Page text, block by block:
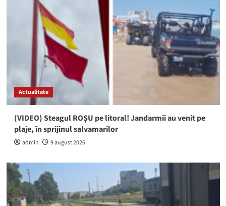
Actualitate
(VIDEO) Steagul ROȘU pe litoral! Jandarmii au venit pe
plaje, în sprijinul salvamarilor
admin 9 august 2026